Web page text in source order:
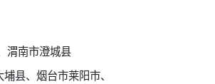
渭南市澄城县
县、烟台市莱阳市、